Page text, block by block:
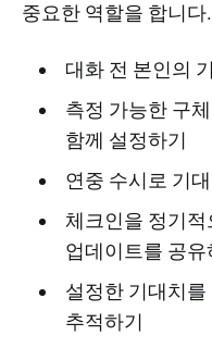
중요한 역할을 합니다.
대화 전 본인의
측정 가능한 구
함께 설정하기
연중 수시로 기
체크인을 정기
업데이트를 공유
설정한 기대치
추적하기